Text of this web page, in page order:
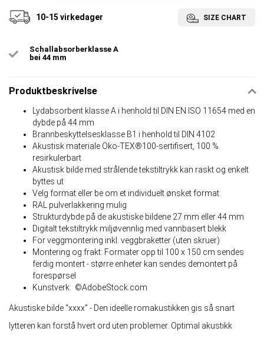
10-15 virkedager SIZE CHART
Schallabsorberklasse A
bei 44 mm
Produktbeskrivelse
Lydabsorbent klasse A i henhold til DIN EN ISO 11654 med en
dybde på 44 mm
Brannbeskyttelsesklasse B1 i henhold til DIN 4102
Akustisk materiale Öko-TEX®100-sertifisert, 100 %
resirkulerbart
Akustisk bilde med strålende tekstiltrykk kan raskt og enkelt
byttes ut
Velg format eller be om et individuelt ønsket format
RAL pulverlakkering mulig
Strukturdybde på de akustiske bildene 27 mm eller 44 mm
Digitalt tekstiltrykk miljøvennlig med vannbasert blekk
For veggmontering inkl. veggbraketter (uten skruer)
Montering og frakt: Formater opp til 100 x 150 cm sendes
ferdig montert - større enheter kan sendes demontert på
forespørsel
Kunstverk: ©AdobeStock.com
Akustiske bilde "xxxx" - Den ideelle romakustikken gis så snart
lytteren kan forstå hvert ord uten problemer. Optimal akustikk